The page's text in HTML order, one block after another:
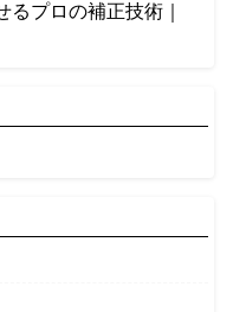
プロの補正技術｜